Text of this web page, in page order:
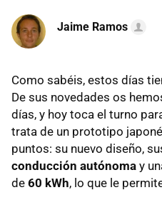
Jaime Ramos
Como sabéis, estos días
De sus novedades os
días, y hoy toca el turno
trata de un prototipo
puntos: su nuevo diseño,
conducción autónoma y
de 60 kWh, lo que le